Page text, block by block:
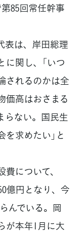
85回常任幹事
表は、岸田総理
関し、「いつ
されるのかは全
価高はおさまる
らない。国民生
求めたい」と
について、
億円となり、今
んでいる。岡
が本年1月に大